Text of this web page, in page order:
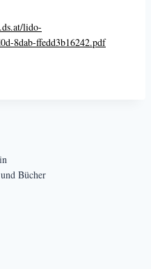
lido-
8dab-ffedd3b16242.pdf
Bücher